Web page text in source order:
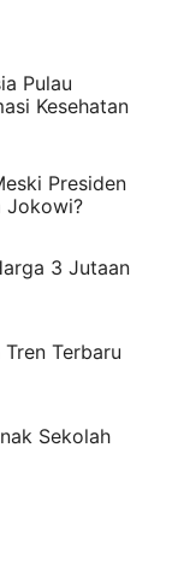
Pulau
Kesehatan
Presiden
Jokowi?
3 Jutaan
Terbaru
Sekolah